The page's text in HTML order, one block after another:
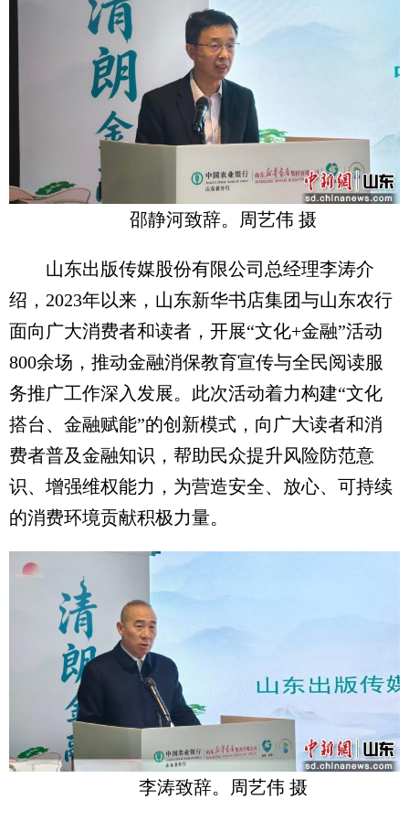
邵静河致辞。周艺伟 摄
山东出版传媒股份有限公司总经理李涛介
绍，2023年以来，山东新华书店集团与山东农行
面向广大消费者和读者，开展“文化+金融”活动
800余场，推动金融消保教育宣传与全民阅读服
务推广工作深入发展。此次活动着力构建“文化
搭台、金融赋能”的创新模式，向广大读者和消
费者普及金融知识，帮助民众提升风险防范意
识、增强维权能力，为营造安全、放心、可持续
的消费环境贡献积极力量。
李涛致辞。周艺伟 摄